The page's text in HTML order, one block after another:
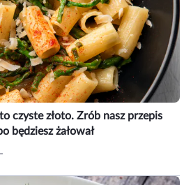
czyste złoto. Zrób nasz przepis
będziesz żałował